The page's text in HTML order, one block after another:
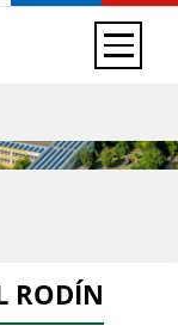
RODÍN